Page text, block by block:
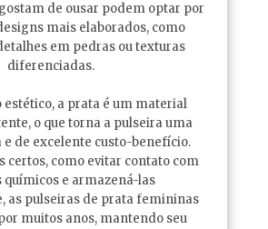
de ousar podem optar por
mais elaborados, como
em pedras ou texturas
diferenciadas.
estético, a prata é um material
o que torna a pulseira uma
e de excelente custo-benefício.
certos, como evitar contato com
químicos e armazená-las
as pulseiras de prata femininas
muitos anos, mantendo seu